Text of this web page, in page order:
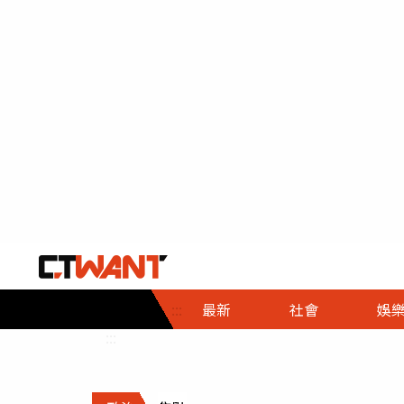
::: 最新 社會
社會首頁
時事
調查
娛樂
娛樂首頁
即時
財經首頁
熱線
政